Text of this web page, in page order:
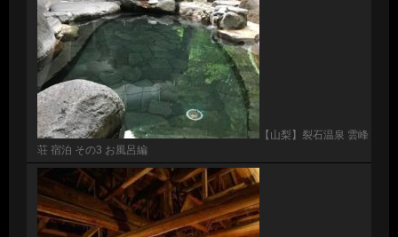
【山梨】裂石温泉 雲峰
荘 宿泊 その3 お風呂編